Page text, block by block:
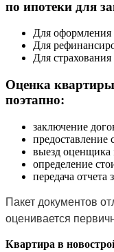
по ипотеки для
Для оформления
Для
Для
Оценка
поэтапно:
заключение
предоставление
выезд оценщика
определение
передача отчета
Пакет документов
оценивается
Квартира в